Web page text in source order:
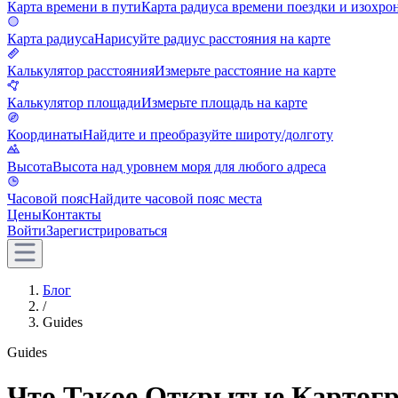
Карта времени в путиКарта радиуса времени поездки и
Карта радиусаНарисуйте радиус расстояния на карте
Калькулятор расстоянияИзмерьте расстояние на карте
Калькулятор площадиИзмерьте площадь на карте
КоординатыНайдите и преобразуйте широту/долготу
ВысотаВысота над уровнем моря для любого адреса
Часовой поясНайдите часовой пояс места
ЦеныКонтакты
ВойтиЗарегистрироваться
Блог
/
Guides
Guides